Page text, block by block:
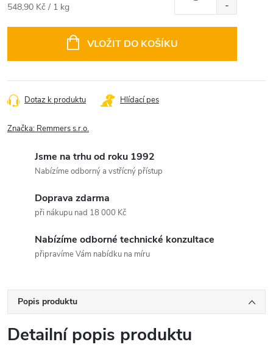
Měrná
548,90 Kč / 1 kg
VLOŽIT DO KOŠÍKU
Dotaz k produktu Hlídací pes
Značka: Remmers s.r.o.
Jsme na trhu od roku 1992
Nabízíme odborný a vstřícný přístup
Doprava zdarma
při nákupu nad 18 000 Kč
Nabízíme odborné technické konzultace
připravíme Vám nabídku na míru
Popis produktu
Detailní popis produktu